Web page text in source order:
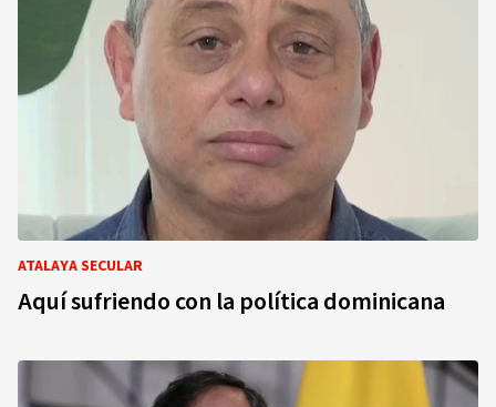
ATALAYA SECULAR
Aquí sufriendo con la política dominicana